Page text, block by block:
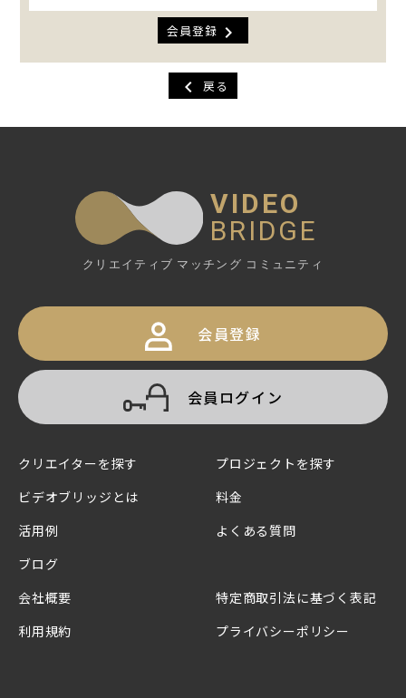
会員登録 chevron_right
chevron_left 戻る
VIDEO
BRIDGE
クリエイティブ マッチング コミュニティ
会員登録
会員ログイン
クリエイターを探す
プロジェクトを探す
ビデオブリッジとは
料金
活用例
よくある質問
ブログ
会社概要
特定商取引法に基づく表記
利用規約
プライバシーポリシー